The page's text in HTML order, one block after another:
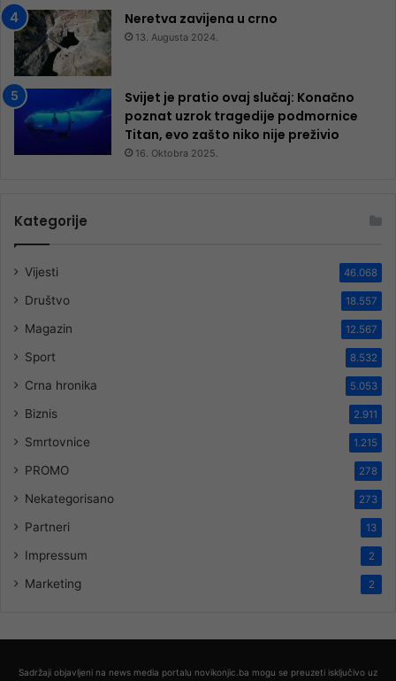
Neretva zavijena u crno
13. Augusta 2024.
Svijet je pratio ovaj slučaj: Konačno
poznat uzrok tragedije podmornice
Titan, evo zašto niko nije preživio
16. Oktobra 2025.
Kategorije
Vijesti 46.068
Društvo 18.557
Magazin 12.567
Sport 8.532
Crna hronika 5.053
Biznis 2.911
Smrtovnice 1.215
PROMO 278
Nekategorisano 273
Partneri 13
Impressum 2
Marketing 2
Sadržaji objavljeni na news media portalu novikonjic.ba mogu se preuzeti isključivo uz